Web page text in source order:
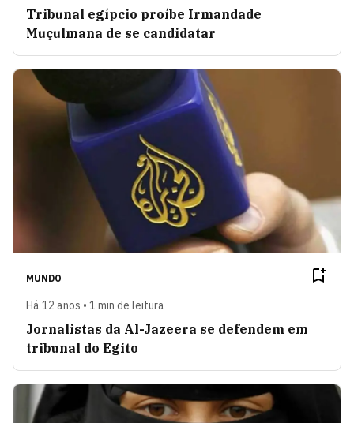
Tribunal egípcio proíbe Irmandade
Muçulmana de se candidatar
MUNDO
Há 12 anos • 1 min de leitura
Jornalistas da Al-Jazeera se defendem em
tribunal do Egito